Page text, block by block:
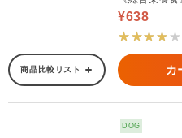
¥638
★★★★★
商品比較リスト カ
DOG